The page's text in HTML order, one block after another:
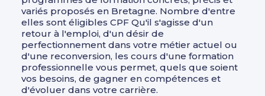
variés proposés en Bretagne. Nombre d'entre
elles sont éligibles CPF Qu'il s'agisse d'un
retour à l'emploi, d'un désir de
perfectionnement dans votre métier actuel ou
d'une reconversion, les cours d'une formation
professionnelle vous permet, quels que soient
vos besoins, de gagner en compétences et
d'évoluer dans votre carrière.